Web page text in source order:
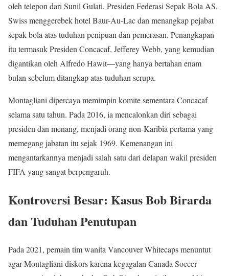
oleh telepon dari Sunil Gulati, Presiden Federasi Sepak Bola AS.
Swiss menggerebek hotel Baur-Au-Lac dan menangkap pejabat
sepak bola atas tuduhan penipuan dan pemerasan. Penangkapan
itu termasuk Presiden Concacaf, Jefferey Webb, yang kemudian
digantikan oleh Alfredo Hawit—yang hanya bertahan enam
bulan sebelum ditangkap atas tuduhan serupa.
Montagliani dipercaya memimpin komite sementara Concacaf
selama satu tahun. Pada 2016, ia mencalonkan diri sebagai
presiden dan menang, menjadi orang non-Karibia pertama yang
memegang jabatan itu sejak 1969. Kemenangan ini
mengantarkannya menjadi salah satu dari delapan wakil presiden
FIFA yang sangat berpengaruh.
Kontroversi Besar: Kasus Bob Birarda
dan Tuduhan Penutupan
Pada 2021, pemain tim wanita Vancouver Whitecaps menuntut
agar Montagliani diskors karena kegagalan Canada Soccer